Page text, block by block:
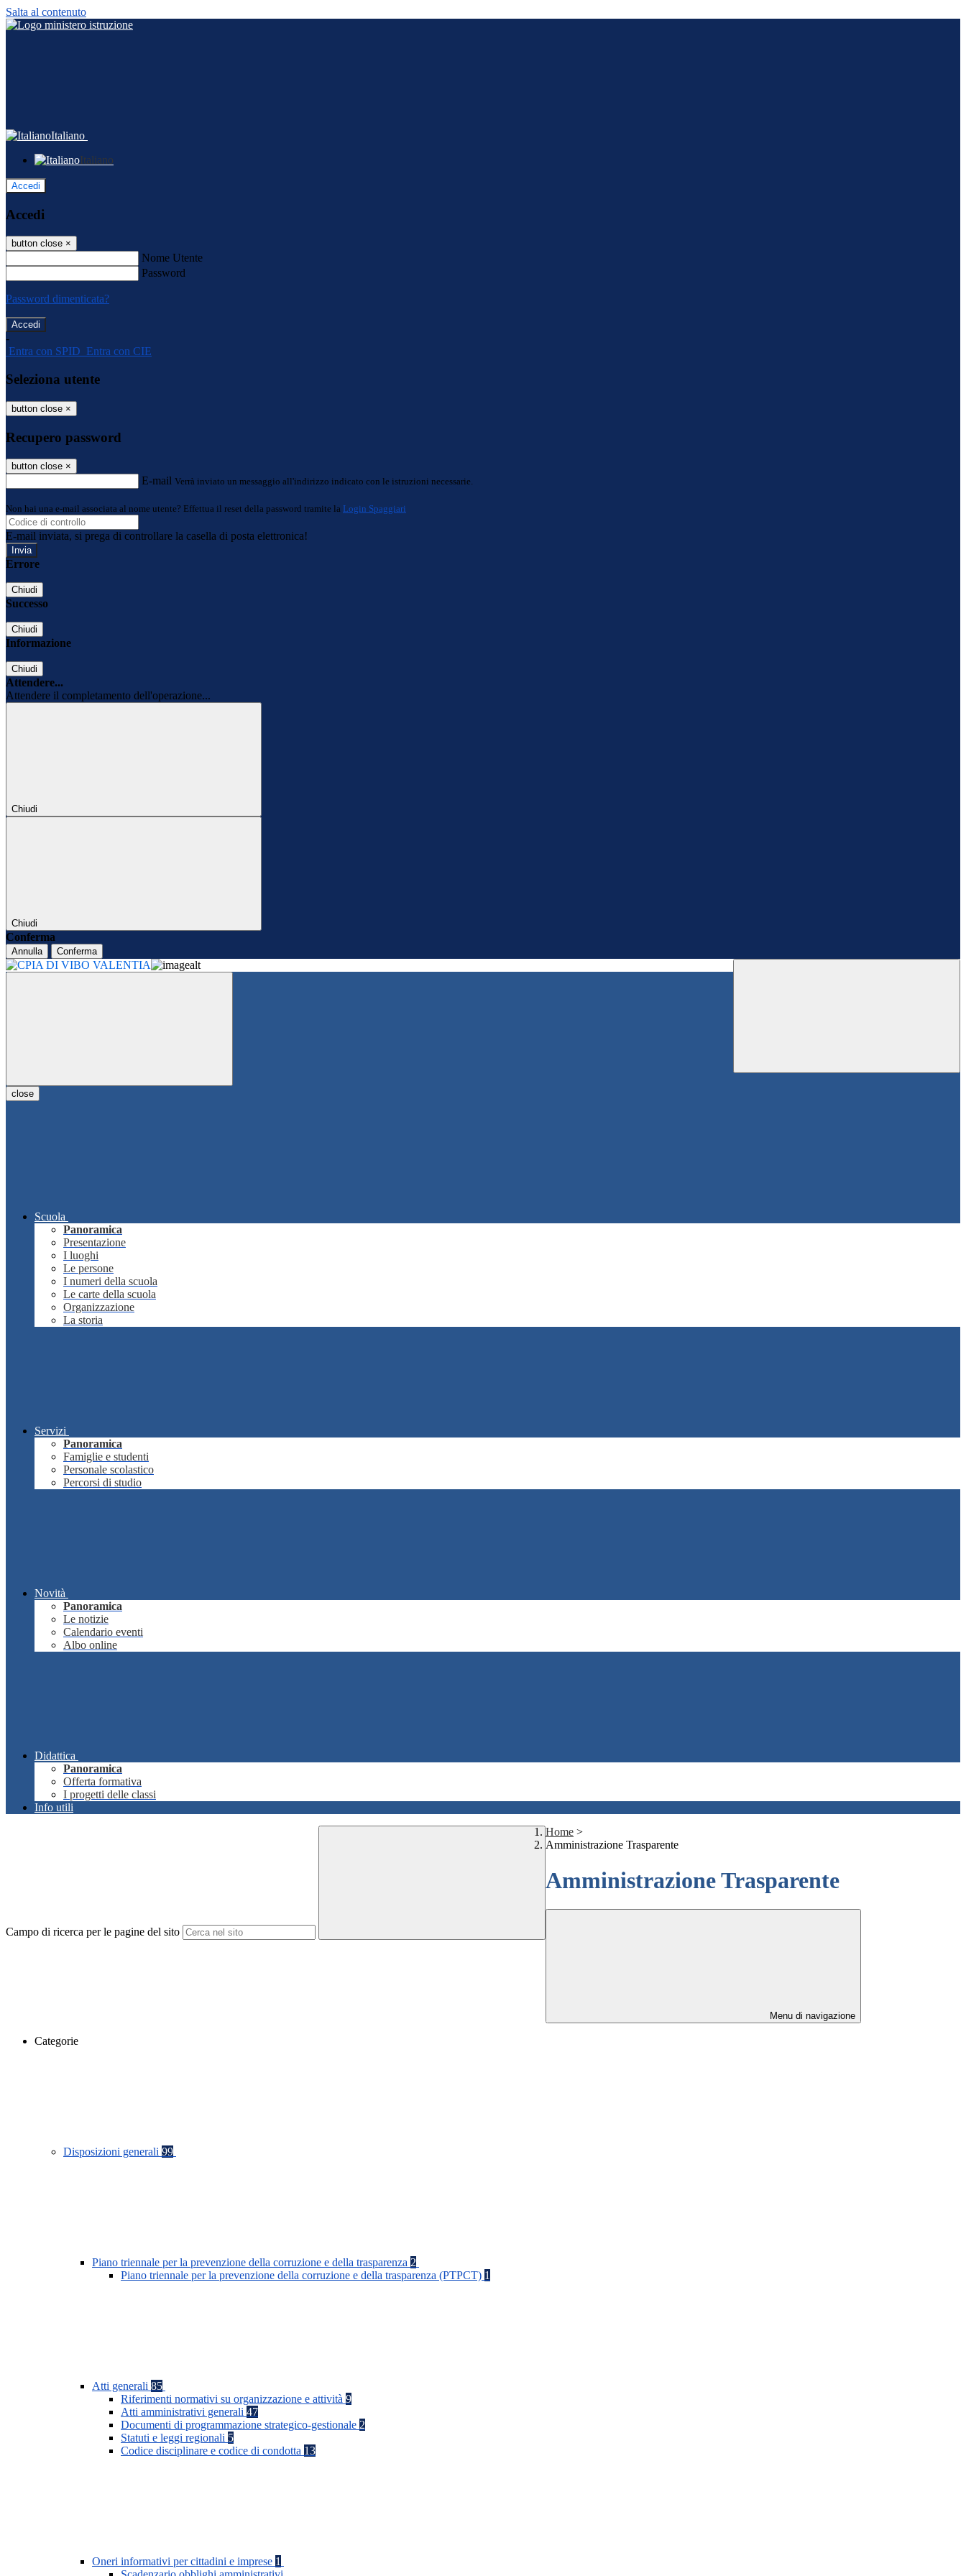
Salta al contenuto
Italiano
Italiano
Accedi
Accedi
button close ×
Nome Utente
Password
Password dimenticata?
-
Entra con SPID Entra con CIE
Seleziona utente
button close ×
Recupero password
button close ×
E-mail Verrà inviato un messaggio all'indirizzo indicato con le istruzioni necessarie.
Non hai una e-mail associata al nome utente? Effettua il reset della password tramite la Login Spaggiari
E-mail inviata, si prega di controllare la casella di posta elettronica!
Errore
Chiudi
Successo
Chiudi
Informazione
Chiudi
Attendere...
Attendere il completamento dell'operazione...
Chiudi
Chiudi
Conferma
Annulla Conferma
close
Scuola
Panoramica
Presentazione
I luoghi
Le persone
I numeri della scuola
Le carte della scuola
Organizzazione
La storia
Servizi
Panoramica
Famiglie e studenti
Personale scolastico
Percorsi di studio
Novità
Panoramica
Le notizie
Calendario eventi
Albo online
Didattica
Panoramica
Offerta formativa
I progetti delle classi
Info utili
Campo di ricerca per le pagine del sito
Home >
Amministrazione Trasparente
Amministrazione Trasparente
Menu di navigazione
Categorie
Disposizioni generali 99
Piano triennale per la prevenzione della corruzione e della trasparenza 2
Piano triennale per la prevenzione della corruzione e della trasparenza (PTPCT) 1
Atti generali 85
Riferimenti normativi su organizzazione e attività 9
Atti amministrativi generali 47
Documenti di programmazione strategico-gestionale 2
Statuti e leggi regionali 5
Codice disciplinare e codice di condotta 13
Oneri informativi per cittadini e imprese 1